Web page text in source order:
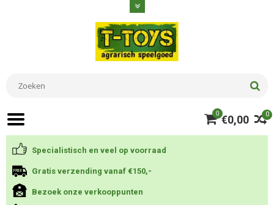
0
0 €0,00
Specialistisch en veel op voorraad
Gratis verzending vanaf €150,-
Bezoek onze verkooppunten